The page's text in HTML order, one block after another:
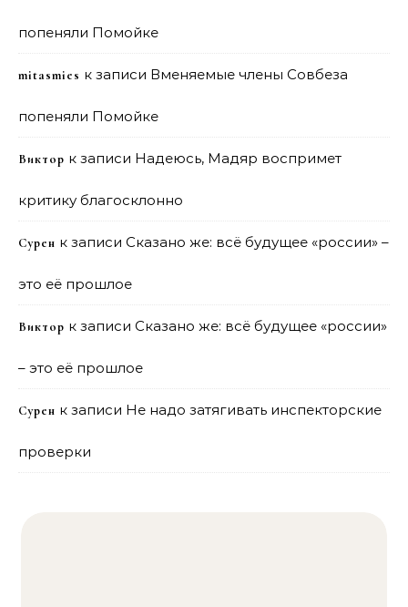
попеняли Помойке
mitasmies к записи Вменяемые члены Совбеза
попеняли Помойке
Виктор к записи Надеюсь, Мадяр воспримет
критику благосклонно
Сурен к записи Сказано же: всё будущее «россии» –
это её прошлое
Виктор к записи Сказано же: всё будущее «россии»
– это её прошлое
Сурен к записи Не надо затягивать инспекторские
проверки